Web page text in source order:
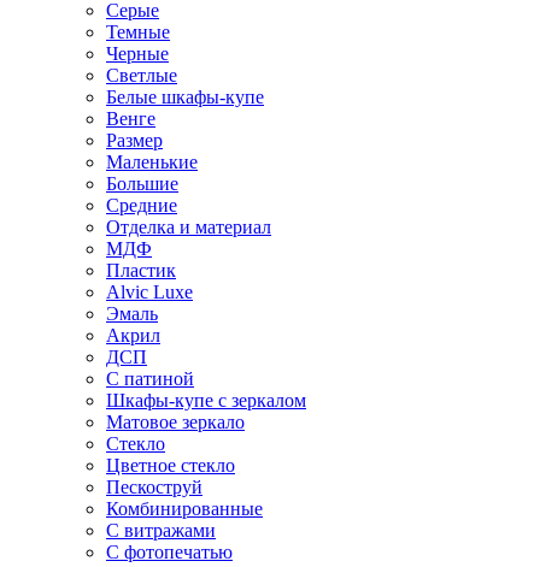
Серые
Темные
Черные
Светлые
Белые шкафы-купе
Венге
Размер
Маленькие
Большие
Средние
Отделка и материал
МДФ
Пластик
Alvic Luxe
Эмаль
Акрил
ДСП
С патиной
Шкафы-купе с зеркалом
Матовое зеркало
Стекло
Цветное стекло
Пескоструй
Комбинированные
С витражами
С фотопечатью